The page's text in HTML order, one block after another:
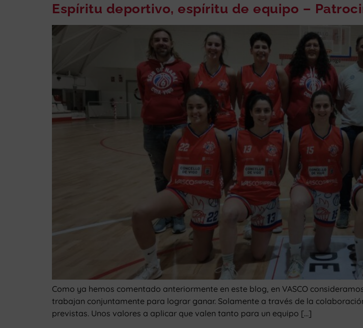
Espíritu deportivo, espíritu de equipo –
Como ya hemos comentado anteriormente en este blog, en VASCO
trabajan conjuntamente para lograr ganar. Solamente a través de la
previstas. Unos valores a aplicar que valen tanto para un equipo […]